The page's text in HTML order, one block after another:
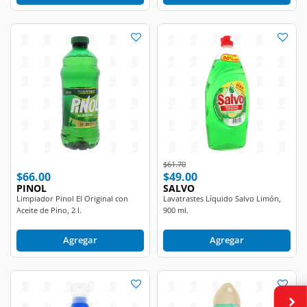
$66.00
PINOL
Limpiador Pinol El Original con
Aceite de Pino, 2 l.
Agregar
Price reduced from
$61.70to
$49.00
SALVO
Lavatrastes Líquido Salvo Limón,
900 ml.
Agregar